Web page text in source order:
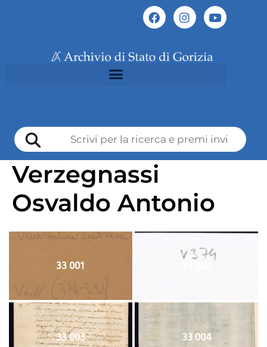
Verzegnassi
Osvaldo Antonio
33 001
33 003 33 004